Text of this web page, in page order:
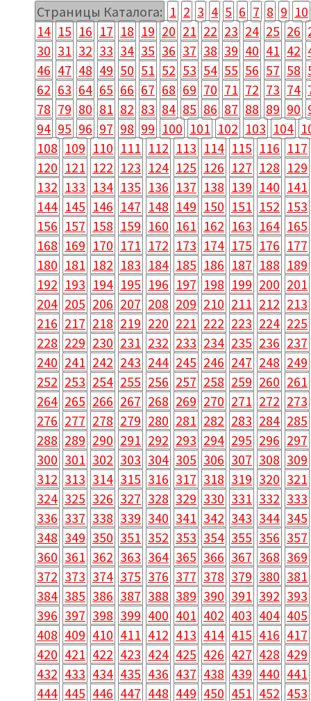
14 15 16 17 18 19 20 21 22 23 24 25 26
30 31 32 33 34 35 36 37 38 39 40 41 42
46 47 48 49 50 51 52 53 54 55 56 57 58
62 63 64 65 66 67 68 69 70 71 72 73 74
78 79 80 81 82 83 84 85 86 87 88 89 90
94 95 96 97 98 99 100 101 102 103 104
108
109 110 111 112 113 114 115 116 117
120 121 122 123 124 125 126 127 128 129
132 133 134 135 136 137 138 139 140 141
144 145 146 147 148 149 150 151 152 153
156 157 158 159 160 161 162 163 164 165
168 169 170 171 172 173 174 175 176 177
180 181 182 183 184 185 186 187 188 189
192 193 194 195 196 197 198 199 200 201
204 205 206 207 208 209 210 211 212 213
216 217 218 219 220 221 222 223 224 225
228 229 230 231 232 233 234 235 236 237
240 241 242 243 244 245 246 247 248 249
252 253 254 255 256 257 258 259 260 261
264 265 266 267 268 269 270 271 272 273
276 277 278 279 280 281 282 283 284 285
288 289 290 291 292 293 294 295 296 297
300 301 302 303 304 305 306 307 308 309
312 313 314 315 316 317 318 319 320 321
324 325 326 327 328 329 330 331 332 333
336 337 338 339 340 341 342 343 344 345
348 349 350 351 352 353 354 355 356 357
360 361 362 363 364 365 366 367 368 369
372 373 374 375 376 377 378 379 380 381
384 385 386 387 388 389 390 391 392 393
396 397 398 399 400 401 402 403 404 405
408 409 410 411 412 413 414 415 416 417
420 421 422 423 424 425 426 427 428 429
432 433 434 435 436 437 438 439 440 441
444 445 446 447 448 449 450 451 452 453
456 457 458 459 460 461 462 463 464 465